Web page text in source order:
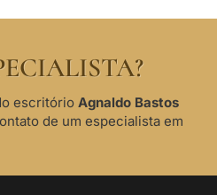
escritório Agnaldo Bastos
de um especialista em